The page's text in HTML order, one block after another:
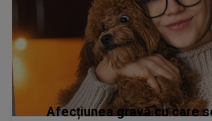
Afecțiunea gravă cu care